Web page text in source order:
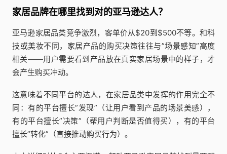
家居品牌在哪里找到对的亚马逊达人？
亚马逊家居品类竞争激烈，客单价从$20到$500不等。和科
技或美妆不同，家居产品的购买决策往往与”场景感知”高度
相关——用户需要看到产品放在真实家居场景中的样子，才
会产生购买冲动。
这意味着不同平台的达人，在家居品类中发挥的作用完全不
同：有的平台擅长”发现”（让用户看到产品的场景美感），
有的平台擅长”决策”（帮用户判断是否值得买），有的平台
擅长”转化”（直接推动购买行为）。